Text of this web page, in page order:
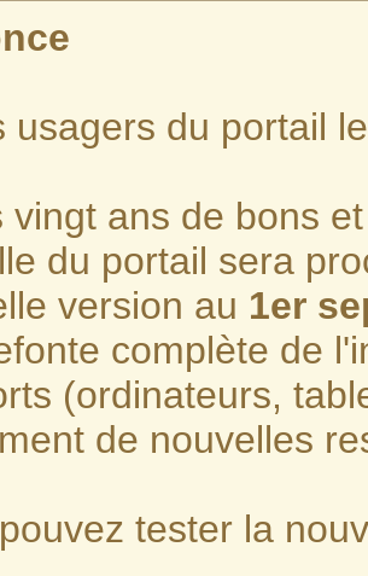
usagers du portail
vingt ans de bons
du portail sera
version au 1er
complète de
(ordinateurs,
de nouvelles
tester la